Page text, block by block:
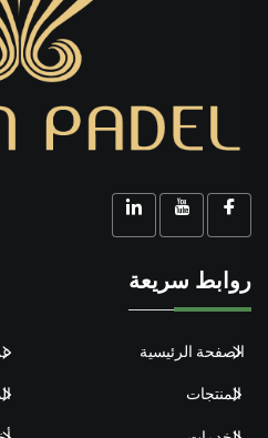
روابط سريعة
الصفحة الرئيسية
المنتجات